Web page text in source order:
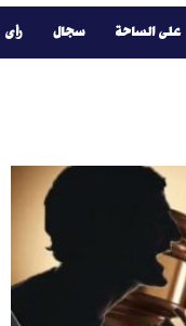
على الساحة سجال رأى